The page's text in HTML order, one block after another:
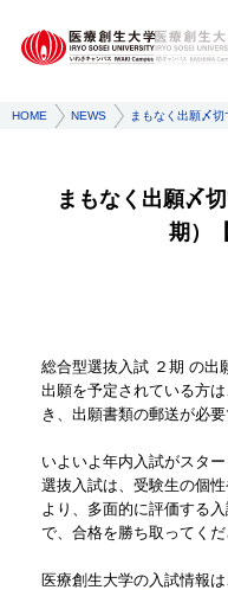
HOME NEWS まもなく出願〆
まもなく出願〆
期）
総合型選抜入試 ２期 の出
出願を予定されている方は
き、出願書類の郵送が必要
いよいよ年内入試がスタ
選抜入試は、受験生の個
より、多面的に評価する
で、合格を勝ち取ってくだ
医療創生大学の入試情報は